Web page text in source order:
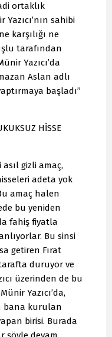
ortaklık
sahibi
karşılığı ne
tarafından
Yazıcı’da
Aslan adlı
başladı”
HİSSE
gizli amaç,
adeta yok
amaç halen
bu yeniden
fahiş fiyatla
Bu sinsi
getiren Fırat
duruyor ve
üzerinden de bu
Yazıcı’da,
bana kurulan
birisi. Burada